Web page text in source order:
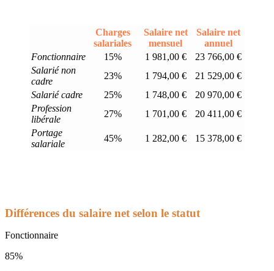
Charges
salariales
Salaire net
mensuel
Salaire net
annuel
Fonctionnaire
15% 1 981,00 €
23 766,00 €
Salarié non
cadre
23% 1 794,00 €
21 529,00 €
Salarié cadre
25% 1 748,00 €
20 970,00 €
Profession
libérale
27% 1 701,00 €
20 411,00 €
Portage
salariale
45% 1 282,00 € 15 378,00 €
Différences du salaire net selon le statut
Fonctionnaire
85%